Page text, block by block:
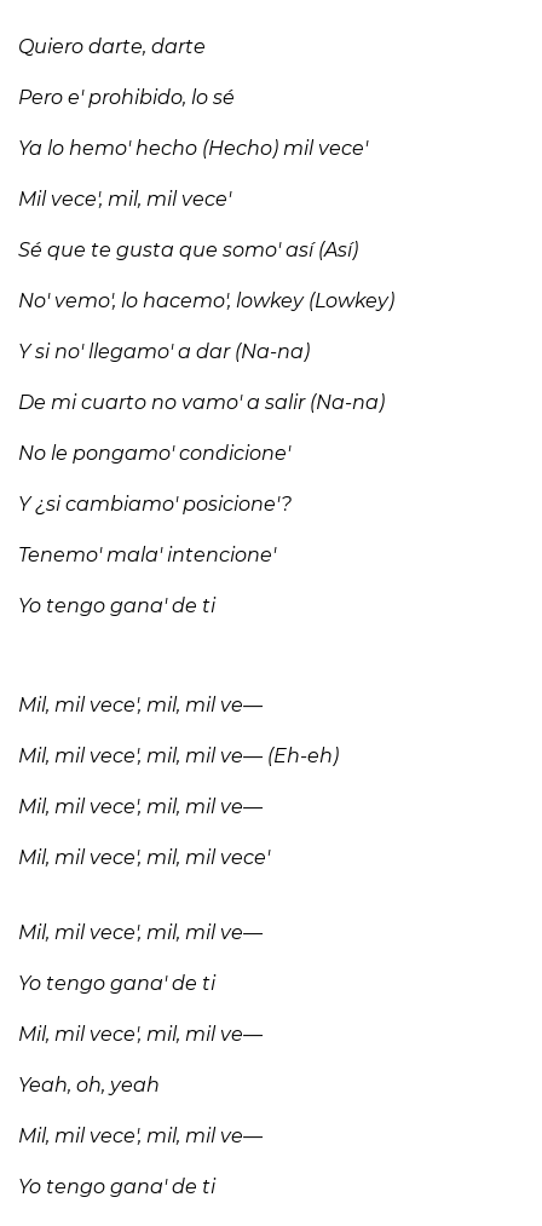
Quiero darte, darte
Pero e' prohibido, lo sé
Ya lo hemo' hecho (Hecho) mil vece'
Mil vece', mil, mil vece'
Sé que te gusta que somo' así (Así)
No' vemo', lo hacemo', lowkey (Lowkey)
Y si no' llegamo' a dar (Na-na)
De mi cuarto no vamo' a salir (Na-na)
No le pongamo' condicione'
Y ¿si cambiamo' posicione'?
Tenemo' mala' intencione'
Yo tengo gana' de ti
Mil, mil vece', mil, mil ve—
Mil, mil vece', mil, mil ve— (Eh-eh)
Mil, mil vece', mil, mil ve—
Mil, mil vece', mil, mil vece'
Mil, mil vece', mil, mil ve—
Yo tengo gana' de ti
Mil, mil vece', mil, mil ve—
Yeah, oh, yeah
Mil, mil vece', mil, mil ve—
Yo tengo gana' de ti